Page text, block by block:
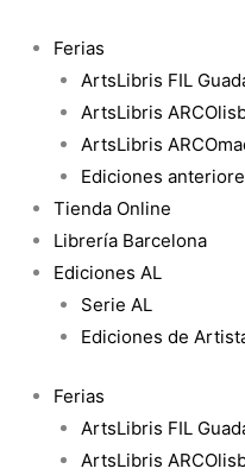
contenido
Ferias
ArtsLibris FIL
ArtsLibris
ArtsLibris
Ediciones
Tienda Online
Librería Barcelona
Ediciones AL
Serie AL
Ediciones de
Ferias
ArtsLibris FIL
ArtsLibris
Voltage
cantidad